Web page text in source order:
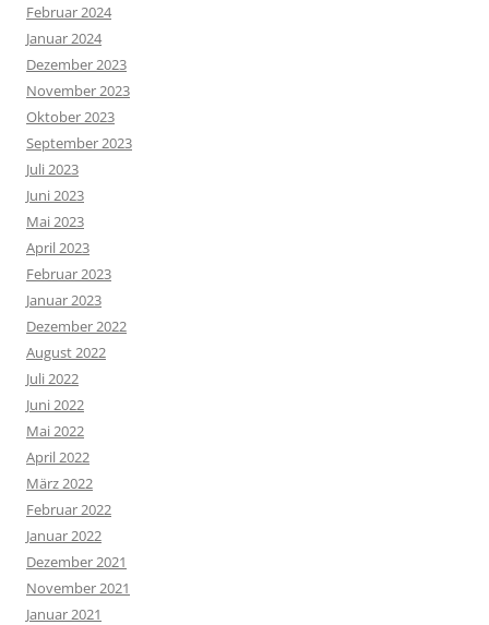
Februar 2024
Januar 2024
Dezember 2023
November 2023
Oktober 2023
September 2023
Juli 2023
Juni 2023
Mai 2023
April 2023
Februar 2023
Januar 2023
Dezember 2022
August 2022
Juli 2022
Juni 2022
Mai 2022
April 2022
März 2022
Februar 2022
Januar 2022
Dezember 2021
November 2021
Januar 2021